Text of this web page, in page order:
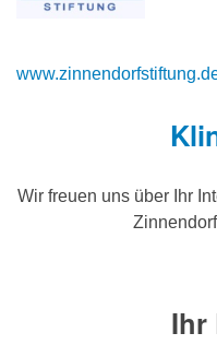
Wir freuen uns über Ihr
Ihr